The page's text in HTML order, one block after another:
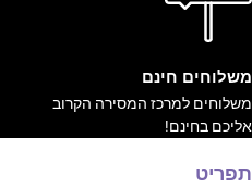
משלוחים חינם
משלוחים למרכז המסירה הקרוב
אליכם בחינם!
תפריט